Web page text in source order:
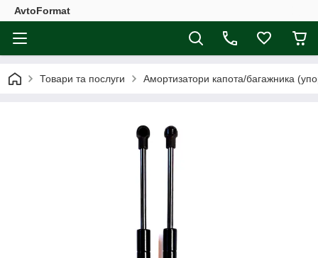
AvtoFormat
Товари та послуги Амортизатори капота/багажника